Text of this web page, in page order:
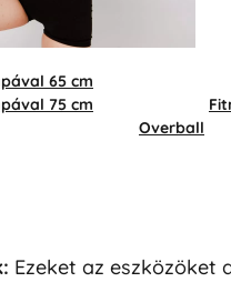
65 cm
75 cm
Overball
Ezeket az eszközöket